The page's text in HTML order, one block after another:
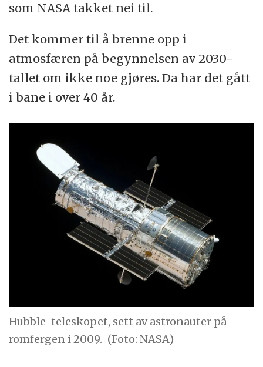
som NASA takket nei til.
Det kommer til å brenne opp i
atmosfæren på begynnelsen av 2030-
tallet om ikke noe gjøres. Da har det gått
i bane i over 40 år.
Hubble-teleskopet, sett av astronauter på
romfergen i 2009. (Foto: NASA)